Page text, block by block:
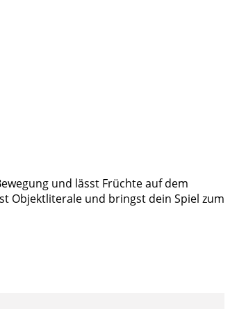
und lässt Früchte auf dem
Objektliterale und bringst dein Spiel zum